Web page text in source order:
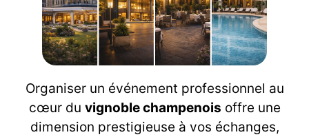
Organiser un événement professionnel au
cœur du vignoble champenois offre une
dimension prestigieuse à vos échanges,